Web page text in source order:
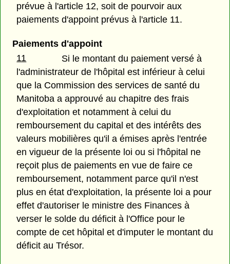
prévue à l'article 12, soit de pourvoir aux
paiements d'appoint prévus à l'article 11.
Paiements d'appoint
11
Si le montant du paiement versé à
l'administrateur de l'hôpital est inférieur à celui
que la Commission des services de santé du
Manitoba a approuvé au chapitre des frais
d'exploitation et notamment à celui du
remboursement du capital et des intérêts des
valeurs mobilières qu'il a émises après l'entrée
en vigueur de la présente loi ou si l'hôpital ne
reçoit plus de paiements en vue de faire ce
remboursement, notamment parce qu'il n'est
plus en état d'exploitation, la présente loi a pour
effet d'autoriser le ministre des Finances à
verser le solde du déficit à l'Office pour le
compte de cet hôpital et d'imputer le montant du
déficit au Trésor.